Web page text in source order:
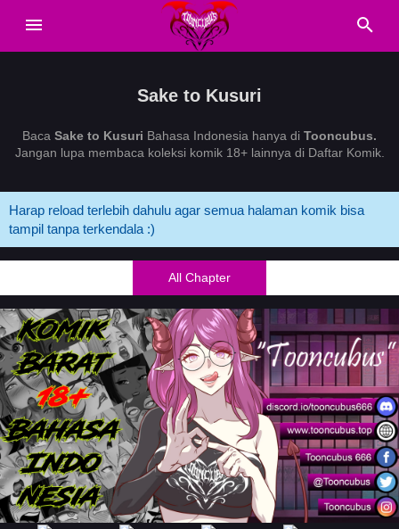
Sake to Kusuri
Baca Sake to Kusuri Bahasa Indonesia hanya di Tooncubus.
Jangan lupa membaca koleksi komik 18+ lainnya di Daftar Komik.
Harap reload terlebih dahulu agar semua halaman komik bisa
tampil tanpa terkendala :)
All Chapter